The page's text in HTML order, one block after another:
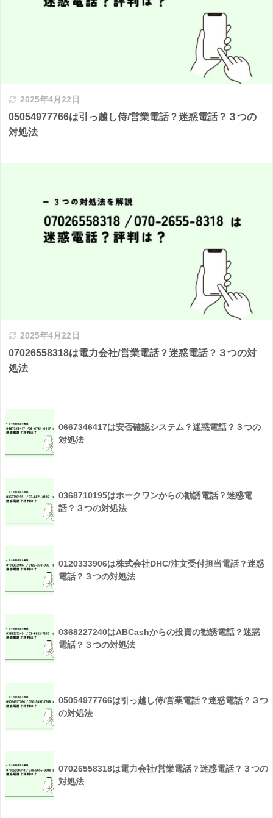
2025年4月22日
05054977766は引っ越し侍/営業電話？迷惑電話？３つの
対処法
2025年4月22日
07026558318は電力会社/営業電話？迷惑電話？３つの対
処法
0667346417は安否確認システム？迷惑電話？３つの
対処法
0368710195はホークワンからの勧誘電話？迷惑電
話？３つの対処法
0120333906は株式会社DHC/注文受付担当電話？迷惑
電話？３つの対処法
0368227240はABCashからの投資の勧誘電話？迷惑
電話？３つの対処法
05054977766は引っ越し侍/営業電話？迷惑電話？３つ
の対処法
07026558318は電力会社/営業電話？迷惑電話？３つの
対処法